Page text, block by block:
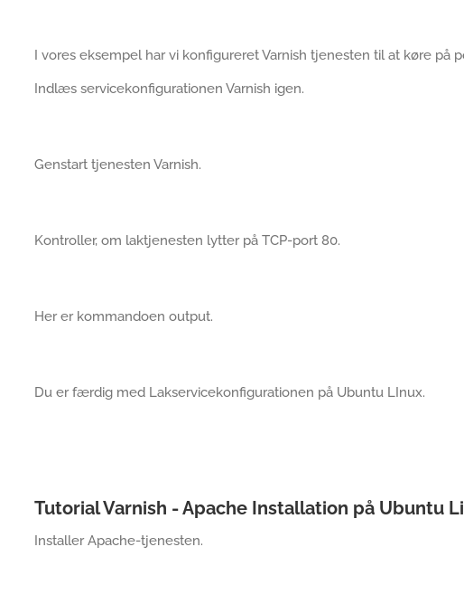
I vores eksempel har vi konfigureret Varnish tjenesten til at køre på
Indlæs servicekonfigurationen Varnish igen.
Genstart tjenesten Varnish.
Kontroller, om laktjenesten lytter på TCP-port 80.
Her er kommandoen output.
Du er færdig med Lakservicekonfigurationen på Ubuntu LInux.
Tutorial Varnish - Apache Installation på Ubuntu
Installer Apache-tjenesten.